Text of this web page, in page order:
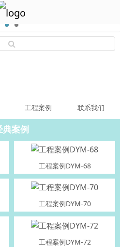
工程案例 联系我们
典案例
工程案例DYM-68
工程案例DYM-70
工程案例DYM-72